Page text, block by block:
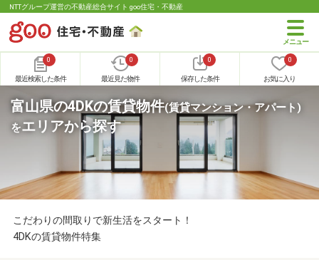
NTTグループ運営の不動産総合サイト goo住宅・不動産
0
最近検索した条件
0
最近見た物件
0
保存した条件
0
お気に入り
富山県の4DKの賃貸物件(賃貸マンション・アパート)
をエリアから探す
こだわりの間取りで新生活をスタート！
4DKの賃貸物件特集